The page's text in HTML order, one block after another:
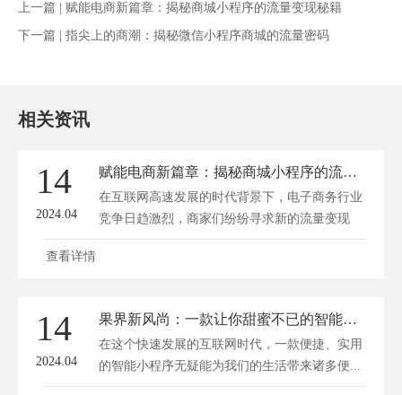
上一篇 | 赋能电商新篇章：揭秘商城小程序的流量变现秘籍
下一篇 | 指尖上的商潮：揭秘微信小程序商城的流量密码
相关资讯
14
2024.04
赋能电商新篇章：揭秘商城小程序的流量变现秘籍
在互联网高速发展的时代背景下，电子商务行业
竞争日趋激烈，商家们纷纷寻求新的流量变现
途...
查看详情
14
2024.04
果界新风尚：一款让你甜蜜不已的智能水果小程序体验
在这个快速发展的互联网时代，一款便捷、实用
的智能小程序无疑能为我们的生活带来诸多便...